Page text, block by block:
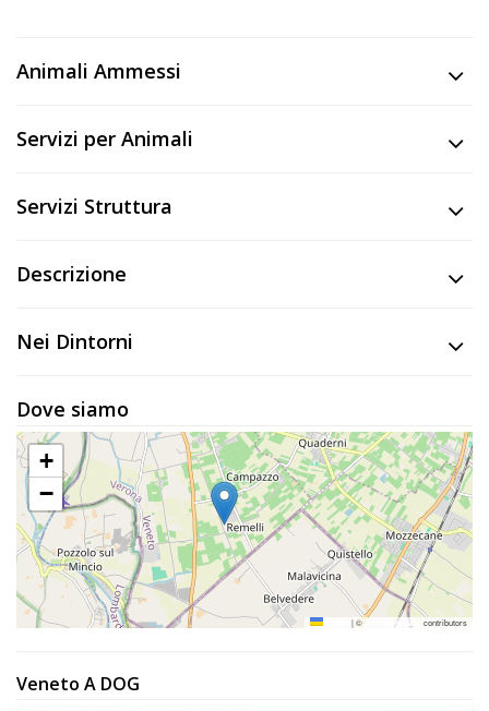
Noi
Inserisci
Accedi
Registrati
Animali Ammessi
Servizi per Animali
Servizi Struttura
Descrizione
Nei Dintorni
Dove siamo
+
−
|© OpenStreetMap contributors
Veneto A DOG